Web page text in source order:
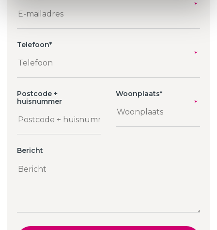
Telefoon*
Postcode +
huisnummer
Woonplaats*
Bericht